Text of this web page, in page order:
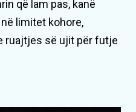
që lam pas, kanë
limitet kohore,
ruajtjes së ujit për futje